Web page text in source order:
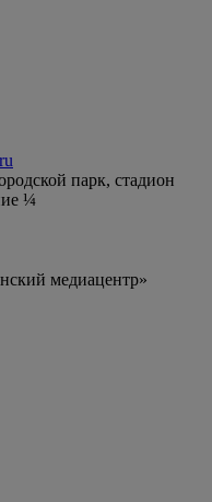
парк, стадион
¼
медиацентр»